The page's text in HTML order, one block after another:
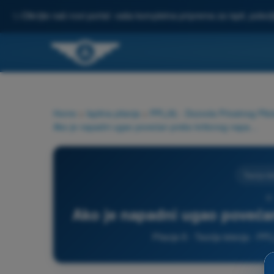
Otkrijte naš novi portal: vaša kompletna priprema za ispit,
Home Ispitna pitanja PPL(A) - Dozvola Privatnog
Ako je napadni ugao
Pitanje 8 - Teorija letenja -